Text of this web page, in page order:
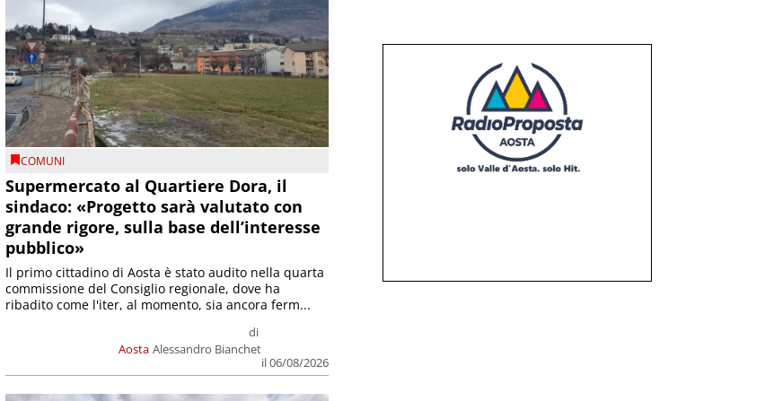
COMUNI
Supermercato al Quartiere Dora, il
sindaco: «Progetto sarà valutato con
grande rigore, sulla base dell’interesse
pubblico»
Aosta
di
Alessandro Bianchet
il 06/08/2026
Il primo cittadino di Aosta è stato audito nella quarta
commissione del Consiglio regionale, dove ha
ribadito come l'iter, al momento, sia ancora ferm...